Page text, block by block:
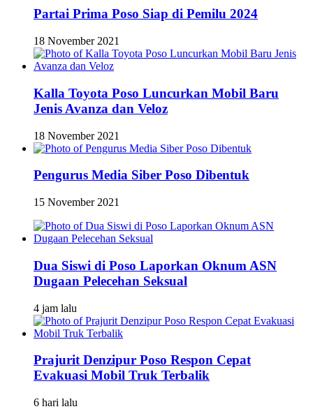
Partai Prima Poso Siap di Pemilu 2024
18 November 2021
Kalla Toyota Poso Luncurkan Mobil Baru
Jenis Avanza dan Veloz
18 November 2021
Pengurus Media Siber Poso Dibentuk
15 November 2021
Dua Siswi di Poso Laporkan Oknum ASN
Dugaan Pelecehan Seksual
4 jam lalu
Prajurit Denzipur Poso Respon Cepat
Evakuasi Mobil Truk Terbalik
6 hari lalu